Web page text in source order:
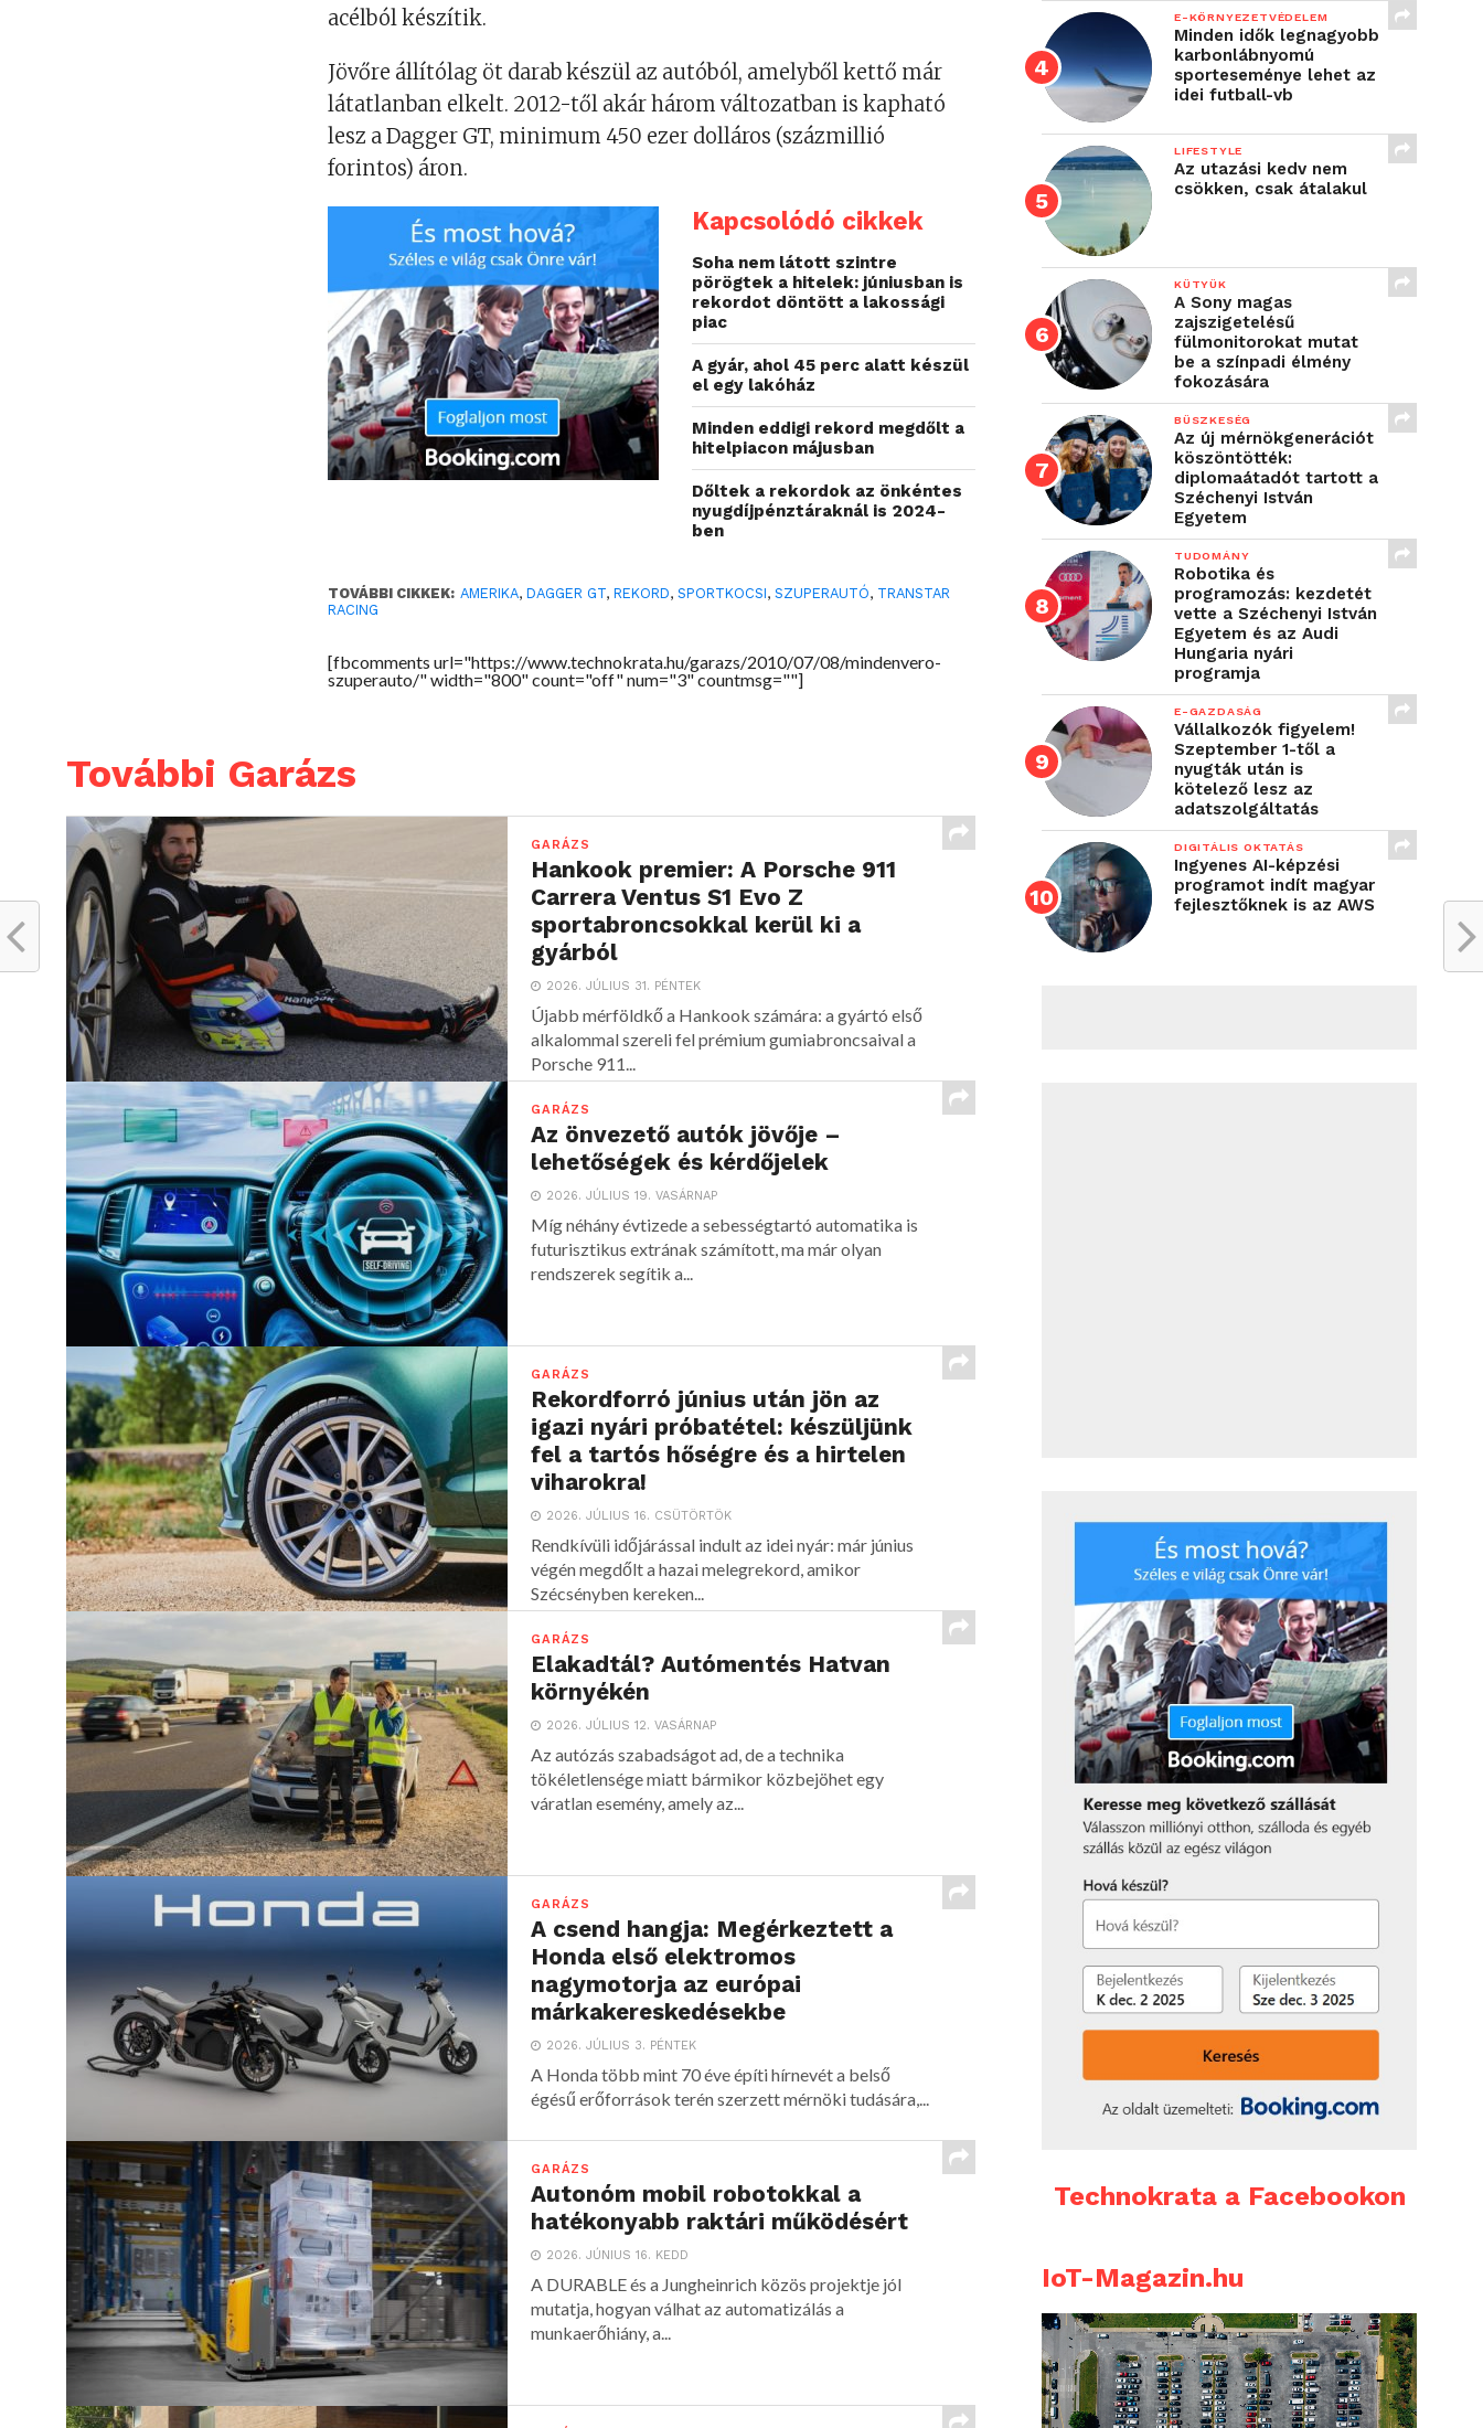
acélból készítik.
Jövőre állítólag öt darab készül az autóból, amelyből kettő már
látatlanban elkelt. 2012-től akár három változatban is kapható
lesz a Dagger GT, minimum 450 ezer dolláros (százmillió
forintos) áron.
Kapcsolódó cikkek
Soha nem látott szintre
pörögtek a hitelek: júniusban is
rekordot döntött a lakossági
piac
A gyár, ahol 45 perc alatt készül
el egy lakóház
Minden eddigi rekord megdőlt a
hitelpiacon májusban
Dőltek a rekordok az önkéntes
nyugdíjpénztáraknál is 2024-
ben
TOVÁBBI CIKKEK: AMERIKA,DAGGER GT,REKORD,SPORTKOCSI,SZUPERAUTÓ, TRANSTAR
RACING
[fbcomments url="https://www.technokrata.hu/garazs/2010/07/08/mindenvero-
szuperauto/" width="800" count="off" num="3" countmsg=""]
További Garázs
GARÁZS
Hankook premier: A Porsche 911
Carrera Ventus S1 Evo Z
sportabroncsokkal kerül ki a
gyárból
2026. JÚLIUS 31. PÉNTEK
Újabb mérföldkő a Hankook számára: a gyártó első
alkalommal szereli fel prémium gumiabroncsaival a
Porsche 911...
GARÁZS
Az önvezető autók jövője –
lehetőségek és kérdőjelek
2026. JÚLIUS 19. VASÁRNAP
Míg néhány évtizede a sebességtartó automatika is
futurisztikus extrának számított, ma már olyan
rendszerek segítik a...
GARÁZS
Rekordforró június után jön az
igazi nyári próbatétel: készüljünk
fel a tartós hőségre és a hirtelen
viharokra!
2026. JÚLIUS 16. CSÜTÖRTÖK
Rendkívüli időjárással indult az idei nyár: már június
végén megdőlt a hazai melegrekord, amikor
Szécsényben kereken...
GARÁZS
Elakadtál? Autómentés Hatvan
környékén
2026. JÚLIUS 12. VASÁRNAP
Az autózás szabadságot ad, de a technika
tökéletlensége miatt bármikor közbejöhet egy
váratlan esemény, amely az...
GARÁZS
A csend hangja: Megérkeztett a
Honda első elektromos
nagymotorja az európai
márkakereskedésekbe
2026. JÚLIUS 3. PÉNTEK
A Honda több mint 70 éve építi hírnevét a belső
égésű erőforrások terén szerzett mérnöki tudására,...
GARÁZS
Autonóm mobil robotokkal a
hatékonyabb raktári működésért
2026. JÚNIUS 16. KEDD
A DURABLE és a Jungheinrich közös projektje jól
mutatja, hogyan válhat az automatizálás a
munkaerőhiány, a...
E-KÖRNYEZETVÉDELEM
Minden idők legnagyobb
karbonlábnyomú
sporteseménye lehet az
idei futball-vb
LIFESTYLE
Az utazási kedv nem
csökken, csak átalakul
KÜTYÜK
A Sony magas
zajszigetelésű
fülmonitorokat mutat
be a színpadi élmény
fokozására
BÜSZKESÉG
Az új mérnökgenerációt
köszöntötték:
diplomaátadót tartott a
Széchenyi István
Egyetem
TUDOMÁNY
Robotika és
programozás: kezdetét
vette a Széchenyi István
Egyetem és az Audi
Hungaria nyári
programja
E-GAZDASÁG
Vállalkozók figyelem!
Szeptember 1-től a
nyugták után is
kötelező lesz az
adatszolgáltatás
DIGITÁLIS OKTATÁS
Ingyenes AI-képzési
programot indít magyar
fejlesztőknek is az AWS
Technokrata a Facebookon
IoT-Magazin.hu